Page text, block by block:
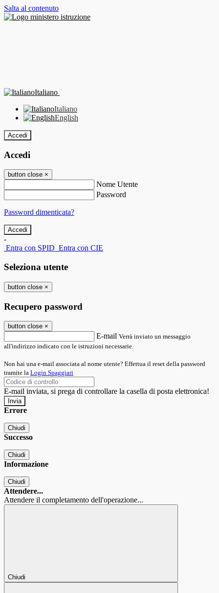
Salta al contenuto
Italiano
Italiano
English
Accedi
Accedi
button close ×
Nome Utente
Password
Password dimenticata?
-
Entra con SPID Entra con CIE
Seleziona utente
button close ×
Recupero password
button close ×
E-mail Verrà inviato un messaggio
all'indirizzo indicato con le istruzioni necessarie.
Non hai una e-mail associata al nome utente? Effettua il reset della password
tramite la Login Spaggiari
E-mail inviata, si prega di controllare la casella di posta elettronica!
Errore
Chiudi
Successo
Chiudi
Informazione
Chiudi
Attendere...
Attendere il completamento dell'operazione...
Chiudi